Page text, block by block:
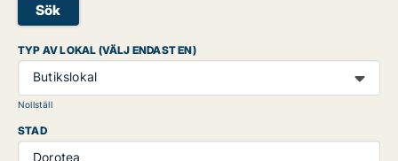
Sök
TYP AV LOKAL (VÄLJ ENDAST EN)
Butikslokal
Nollställ
STAD
Dorotea